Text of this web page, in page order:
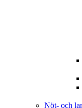
Nöt- och